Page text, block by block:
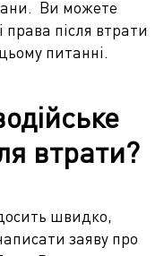
Ви можете
права після втрати
питанні.
втрати?
швидко,
заяву про